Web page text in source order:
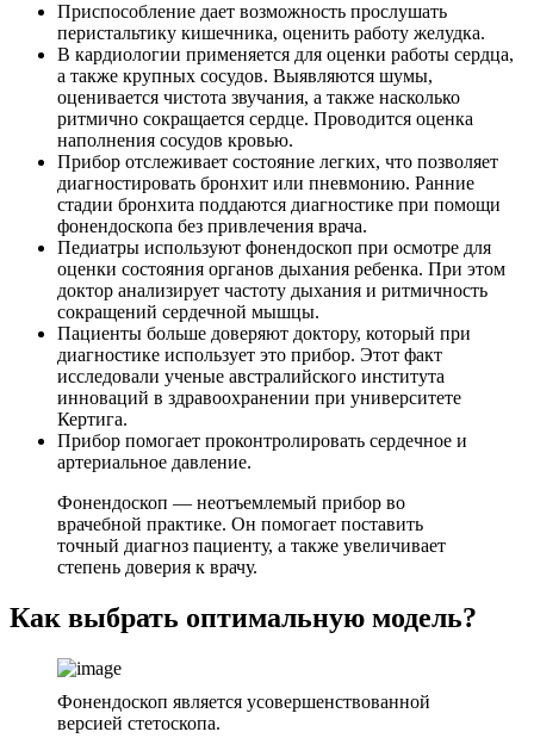
Приспособление дает возможность прослушать
перистальтику кишечника, оценить работу желудка.
В кардиологии применяется для оценки работы сердца,
а также крупных сосудов. Выявляются шумы,
оценивается чистота звучания, а также насколько
ритмично сокращается сердце. Проводится оценка
наполнения сосудов кровью.
Прибор отслеживает состояние легких, что позволяет
диагностировать бронхит или пневмонию. Ранние
стадии бронхита поддаются диагностике при помощи
фонендоскопа без привлечения врача.
Педиатры используют фонендоскоп при осмотре для
оценки состояния органов дыхания ребенка. При этом
доктор анализирует частоту дыхания и ритмичность
сокращений сердечной мышцы.
Пациенты больше доверяют доктору, который при
диагностике использует это прибор. Этот факт
исследовали ученые австралийского института
инноваций в здравоохранении при университете
Кертига.
Прибор помогает проконтролировать сердечное и
артериальное давление.
Фонендоскоп — неотъемлемый прибор во
врачебной практике. Он помогает поставить
точный диагноз пациенту, а также увеличивает
степень доверия к врачу.
Как выбрать оптимальную модель?
Фонендоскоп является усовершенствованной
версией стетоскопа.